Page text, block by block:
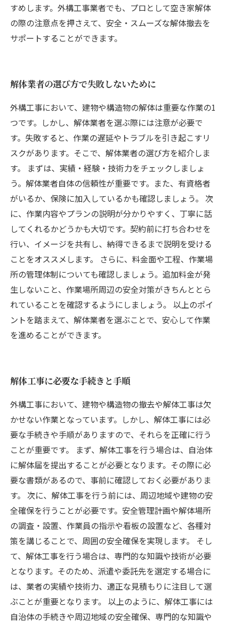
すめします。外構工事業者でも、プロとして空き家解体
の際の注意点を押さえて、安全・スムーズな解体撤去を
サポートすることができます。
解体業者の選び方で失敗しないために
外構工事において、建物や構造物の解体は重要な作業の1
つです。しかし、解体業者を選ぶ際には注意が必要で
す。失敗すると、作業の遅延やトラブルを引き起こすリ
スクがあります。そこで、解体業者の選び方を紹介しま
す。 まずは、実績・経験・技術力をチェックしましょ
う。解体業者自体の信頼性が重要です。また、有資格者
がいるか、保険に加入しているかも確認しましょう。 次
に、作業内容やプランの説明が分かりやすく、丁寧に話
してくれるかどうかも大切です。契約前に打ち合わせを
行い、イメージを共有し、納得できるまで説明を受ける
ことをオススメします。 さらに、料金面や工程、作業場
所の管理体制についても確認しましょう。追加料金が発
生しないこと、作業場所周辺の安全対策がきちんととら
れていることを確認するようにしましょう。 以上のポイ
ントを踏まえて、解体業者を選ぶことで、安心して作業
を進めることができます。
解体工事に必要な手続きと手順
外構工事において、建物や構造物の撤去や解体工事は欠
かせない作業となっています。しかし、解体工事には必
要な手続きや手順がありますので、それらを正確に行う
ことが重要です。 まず、解体工事を行う場合は、自治体
に解体届を提出することが必要となります。その際に必
要な書類があるので、事前に確認しておく必要がありま
す。 次に、解体工事を行う前には、周辺地域や建物の安
全確保を行うことが必要です。安全管理計画や解体場所
の調査・設置、作業員の指示や看板の設置など、各種対
策を講じることで、周囲の安全確保を実現します。 そし
て、解体工事を行う場合は、専門的な知識や技術が必要
となります。そのため、派遣や委託先を選定する場合に
は、業者の実績や技術力、適正な見積もりに注目して選
ぶことが重要となります。 以上のように、解体工事には
自治体の手続きや周辺地域の安全確保、専門的な知識や